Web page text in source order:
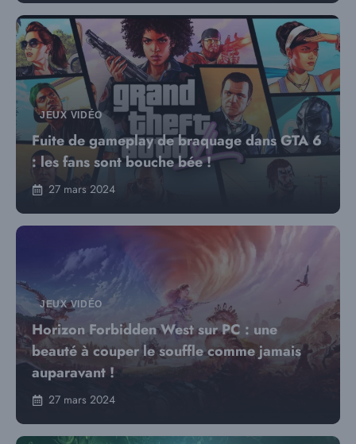
JEUX VIDÉO
Fuite de gameplay de braquage dans GTA 6
: les fans sont bouche bée !
27 mars 2024
JEUX VIDÉO
Horizon Forbidden West sur PC : une
beauté à couper le souffle comme jamais
auparavant !
27 mars 2024